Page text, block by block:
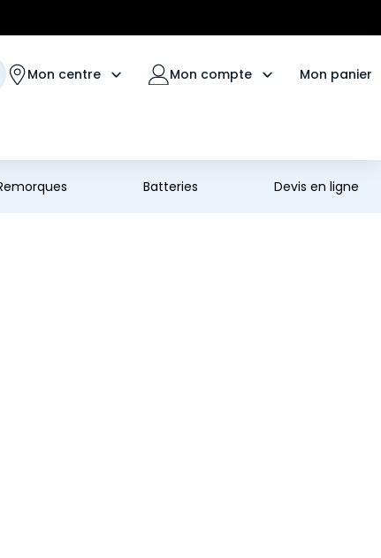
Mon centre Mon compte Mon panier
Batteries Devis en ligne